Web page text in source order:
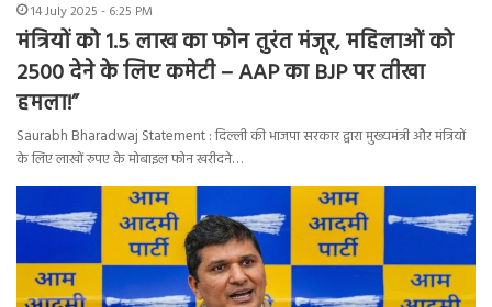
14 July 2025 - 6:25 PM
मंत्रियों को 1.5 लाख का फोन तुरंत मंजूर, महिलाओं को
2500 देने के लिए कमेटी – AAP का BJP पर तीखा
हमला!”
Saurabh Bharadwaj Statement : दिल्ली की भाजपा सरकार द्वारा मुख्यमंत्री और मंत्रियों
के लिए लाखों रुपए के मोबाइल फोन खरीदने…